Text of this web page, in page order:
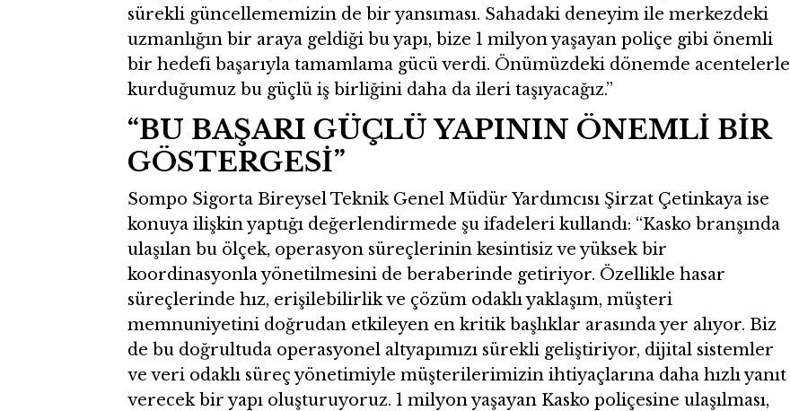
sürekli güncellememizin de bir yansıması. Sahadaki deneyim ile merkezdeki
uzmanlığın bir araya geldiği bu yapı, bize 1 milyon yaşayan poliçe gibi önemli
bir hedefi başarıyla tamamlama gücü verdi. Önümüzdeki dönemde acentelerle
kurduğumuz bu güçlü iş birliğini daha da ileri taşıyacağız.”
“BU BAŞARI GÜÇLÜ YAPININ ÖNEMLİ BİR
GÖSTERGESİ”
Sompo Sigorta Bireysel Teknik Genel Müdür Yardımcısı Şirzat Çetinkaya ise
konuya ilişkin yaptığı değerlendirmede şu ifadeleri kullandı: “Kasko branşında
ulaşılan bu ölçek, operasyon süreçlerinin kesintisiz ve yüksek bir
koordinasyonla yönetilmesini de beraberinde getiriyor. Özellikle hasar
süreçlerinde hız, erişilebilirlik ve çözüm odaklı yaklaşım, müşteri
memnuniyetini doğrudan etkileyen en kritik başlıklar arasında yer alıyor. Biz
de bu doğrultuda operasyonel altyapımızı sürekli geliştiriyor, dijital sistemler
ve veri odaklı süreç yönetimiyle müşterilerimizin ihtiyaçlarına daha hızlı yanıt
verecek bir yapı oluşturuyoruz. 1 milyon yaşayan Kasko poliçesine ulaşılması,